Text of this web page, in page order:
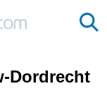
Dordrecht